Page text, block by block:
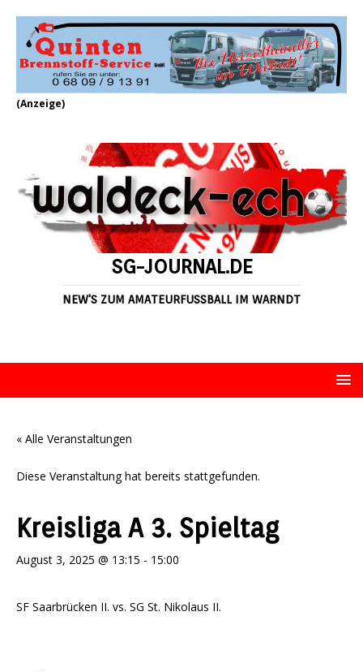
(Anzeige)
SG-JOURNAL.DE
NEW'S ZUM AMATEURFUSSBALL IM WARNDT
« Alle Veranstaltungen
Diese Veranstaltung hat bereits stattgefunden.
Kreisliga A 3. Spieltag
August 3, 2025 @ 13:15 - 15:00
SF Saarbrücken II. vs. SG St. Nikolaus II.